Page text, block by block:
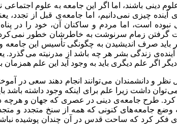
دینی باشند، اما اگر این جامعه به علوم اجتماعی
آینده چیزی نمی دانیم، اما جامعه‌ی قبل از
نبوده است، اما مردم و ساکنان آن، خود را در
گرفتن زمام سرنوشت به خاطرشان خطور نمی
باید صرف اندیشیدن به چگونگی تأسیس این
زندگی بشر هر چه باشد از مدرنیته می
اگر علم دیگری باید به وجود آید این علم
و دانشمندان می توانند انجام دهند سعی در
توان داشت زیرا علم برای اینکه وجود داشته باشد
کرد. طرح جامعه‌ی دینی در عصری که جهان و
وضع جامعه های کنونی که همه از سنخ متجدد و
ای فکر کرد که ساحت قدس در آن چندان پوشیده